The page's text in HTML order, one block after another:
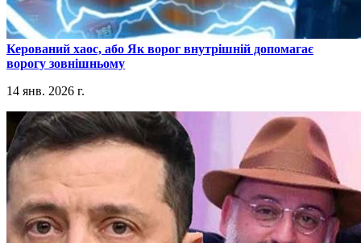
​Керований хаос, або Як ворог внутрішній допомагає
ворогу зовнішньому
14 янв. 2026 г.